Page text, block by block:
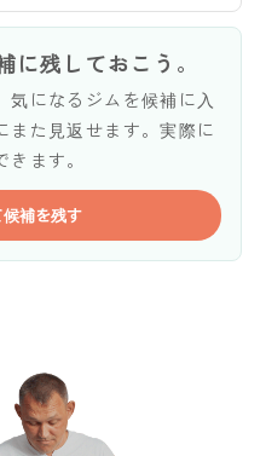
に残しておこう。
になるジムを候補に入
また見返せます。実際に
ます。
補を残す